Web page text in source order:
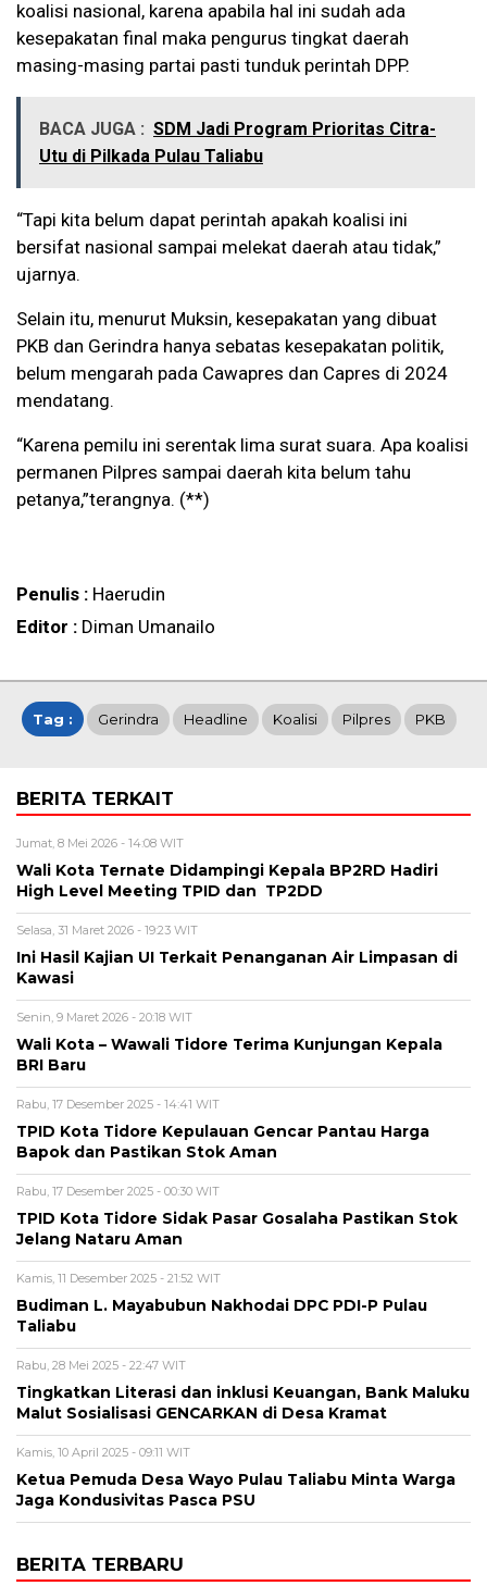
koalisi nasional, karena apabila hal ini sudah ada
kesepakatan final maka pengurus tingkat daerah
masing-masing partai pasti tunduk perintah DPP.
BACA JUGA : SDM Jadi Program Prioritas Citra-
Utu di Pilkada Pulau Taliabu
“Tapi kita belum dapat perintah apakah koalisi ini
bersifat nasional sampai melekat daerah atau tidak,”
ujarnya.
Selain itu, menurut Muksin, kesepakatan yang dibuat
PKB dan Gerindra hanya sebatas kesepakatan politik,
belum mengarah pada Cawapres dan Capres di 2024
mendatang.
“Karena pemilu ini serentak lima surat suara. Apa koalisi
permanen Pilpres sampai daerah kita belum tahu
petanya,”terangnya. (**)
Penulis : Haerudin
Editor : Diman Umanailo
Tag : Gerindra Headline Koalisi Pilpres PKB
BERITA TERKAIT
Jumat, 8 Mei 2026 - 14:08 WIT
Wali Kota Ternate Didampingi Kepala BP2RD Hadiri
High Level Meeting TPID dan TP2DD
Selasa, 31 Maret 2026 - 19:23 WIT
Ini Hasil Kajian UI Terkait Penanganan Air Limpasan di
Kawasi
Senin, 9 Maret 2026 - 20:18 WIT
Wali Kota – Wawali Tidore Terima Kunjungan Kepala
BRI Baru
Rabu, 17 Desember 2025 - 14:41 WIT
TPID Kota Tidore Kepulauan Gencar Pantau Harga
Bapok dan Pastikan Stok Aman
Rabu, 17 Desember 2025 - 00:30 WIT
TPID Kota Tidore Sidak Pasar Gosalaha Pastikan Stok
Jelang Nataru Aman
Kamis, 11 Desember 2025 - 21:52 WIT
Budiman L. Mayabubun Nakhodai DPC PDI-P Pulau
Taliabu
Rabu, 28 Mei 2025 - 22:47 WIT
Tingkatkan Literasi dan inklusi Keuangan, Bank Maluku
Malut Sosialisasi GENCARKAN di Desa Kramat
Kamis, 10 April 2025 - 09:11 WIT
Ketua Pemuda Desa Wayo Pulau Taliabu Minta Warga
Jaga Kondusivitas Pasca PSU
BERITA TERBARU